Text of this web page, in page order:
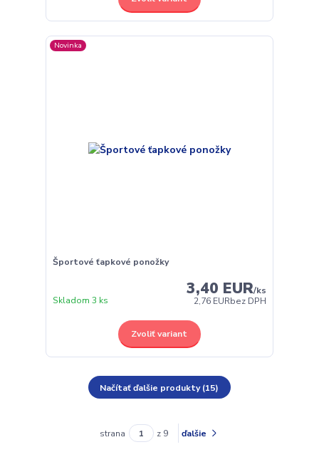
Novinka
Športové ťapkové ponožky
3,40 EUR/ks
2,76 EURbez DPH
Skladom 3 ks
Zvoliť variant
Načítať ďalšie produkty (15)
strana z 9 ďalšie